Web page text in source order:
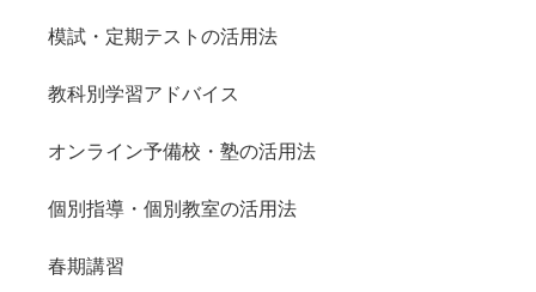
模試・定期テストの活用法
教科別学習アドバイス
オンライン予備校・塾の活用法
個別指導・個別教室の活用法
春期講習